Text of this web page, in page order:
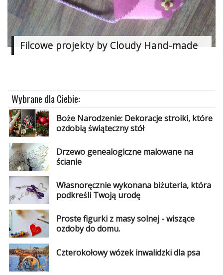
Zabawki
Szydełkowanie
Modelina
Najlepsze
Kategorie
Dodaj
«
Dodaj
Dodaj
Dodaj
artykuł
Dodaj
galerię
Filcowe projekty by Cloudy Hand-made
Wybrane dla Ciebie:
Boże Narodzenie: Dekoracje stroiki, które
ozdobią świąteczny stół
Drzewo genealogiczne malowane na
ścianie
Własnoręcznie wykonana biżuteria, która
podkreśli Twoją urodę
Proste figurki z masy solnej - wiszące
ozdoby do domu.
Czterokołowy wózek inwalidzki dla psa